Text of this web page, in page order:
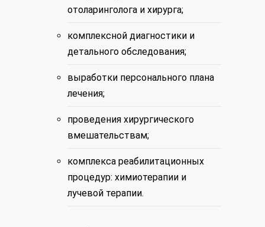
отоларинголога и хирурга;
комплексной диагностики и
детального обследования;
выработки персонального плана
лечения;
проведения хирургического
вмешательствам;
комплекса реабилитационных
процедур: химиотерапии и
лучевой терапии.